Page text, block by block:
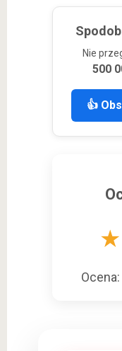
dokładnie 10 minut.
wystarczy, żeby
przez całą zimę.
Nie
500
👍
★
Ocena: